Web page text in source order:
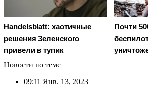
Handelsblatt: хаотичные
решения Зеленского
привели в тупик
Почти
Новости по теме
09:11 Янв. 13, 2023